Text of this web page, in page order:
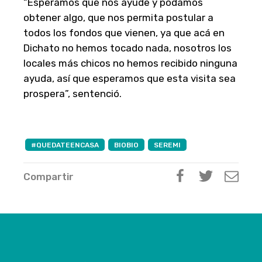
obtener algo, que nos permita postular a
todos los fondos que vienen, ya que acá en
Dichato no hemos tocado nada, nosotros los
locales más chicos no hemos recibido ninguna
ayuda, así que esperamos que esta visita sea
prospera”, sentenció.
#QUEDATEENCASA BIOBIO SEREMI
Compartir